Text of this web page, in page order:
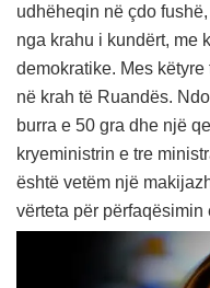
udhëheqin në çdo
nga krahu i kundërt, me
demokratike. Mes
në krah të Ruandës.
burra e 50 gra dhe një
kryeministrin e tre
është vetëm një
vërteta për